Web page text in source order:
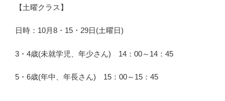
【土曜クラス】
日時：10月8・15・29日(土曜日)
3・4歳(未就学児、年少さん) 14：00～14：45
5・6歳(年中、年長さん) 15：00～15：45